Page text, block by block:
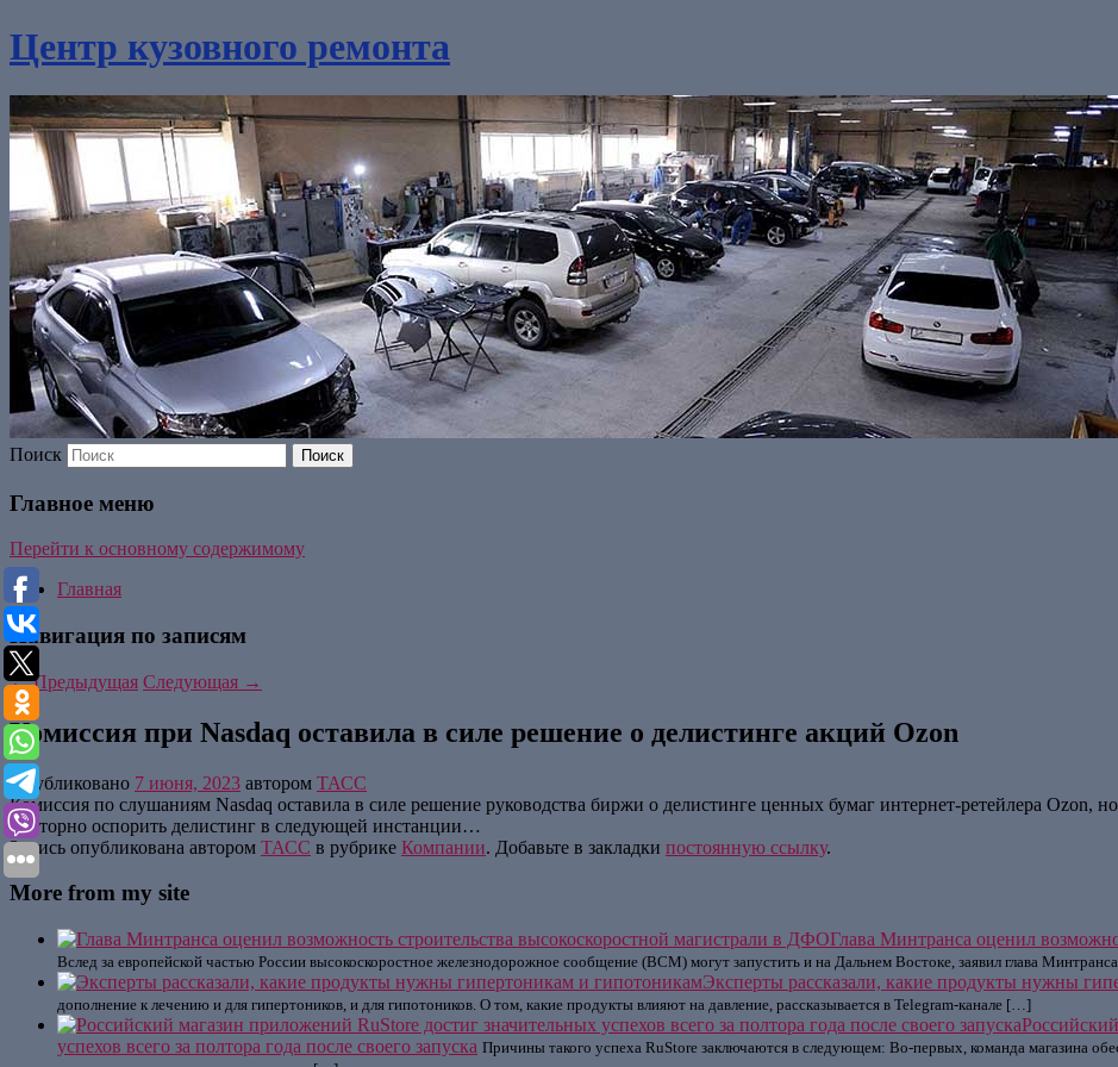
Центр кузовного ремонта
Поиск
Главное меню
Перейти к основному содержимому
Главная
Навигация по записям
←Предыдущая Следующая →
Комиссия при Nasdaq оставила в силе решение о делистинге акций Ozon
Опубликовано 7 июня, 2023 автором ТАСС
Комиссия по слушаниям Nasdaq оставила в силе решение руководства биржи о делистинге ценных бумаг интернет-ретейлера Ozon,
повторно оспорить делистинг в следующей инстанции…
Запись опубликована автором ТАСС в рубрике Компании. Добавьте в закладки постоянную ссылку.
More from my site
Глава Минтранса оценил
Вслед за европейской частью России высокоскоростное железнодорожное сообщение (ВСМ) могут запустить и на Дальнем Востоке, заявил глава
Эксперты рассказали, какие продукты нужны
дополнение к лечению и для гипертоников, и для гипотоников. О том, какие продукты влияют на давление, рассказывается в Telegram-канале […]
успехов всего за полтора года после своего запуска Причины такого успеха RuStore заключаются в следующем: Во-первых, команда магазина